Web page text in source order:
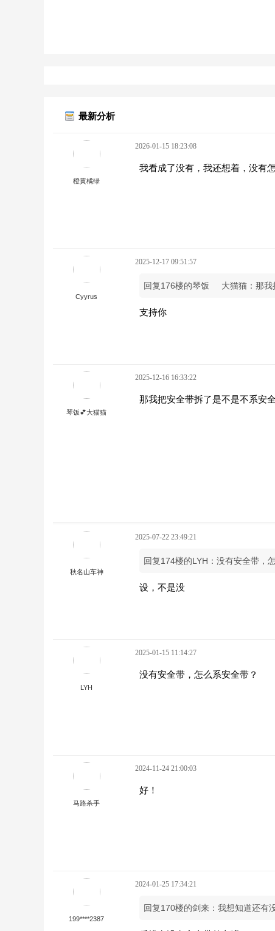
最新分析
橙黄橘绿
2026-01-15 18:23:08
我看成了没有，我还想着，没有
Cyyrus
2025-12-17 09:51:57
回复176楼的琴饭 大猫猫：那
支持你
琴饭💕大猫猫
2025-12-16 16:33:22
那我把安全带拆了是不是不系安
秋名山车神
2025-07-22 23:49:21
回复174楼的LYH：没有安全带，
设，不是没
LYH
2025-01-15 11:14:27
没有安全带，怎么系安全带？
马路杀手
2024-11-24 21:00:03
好！
199****2387
2024-01-25 17:34:21
回复170楼的剑来：我想知道还有